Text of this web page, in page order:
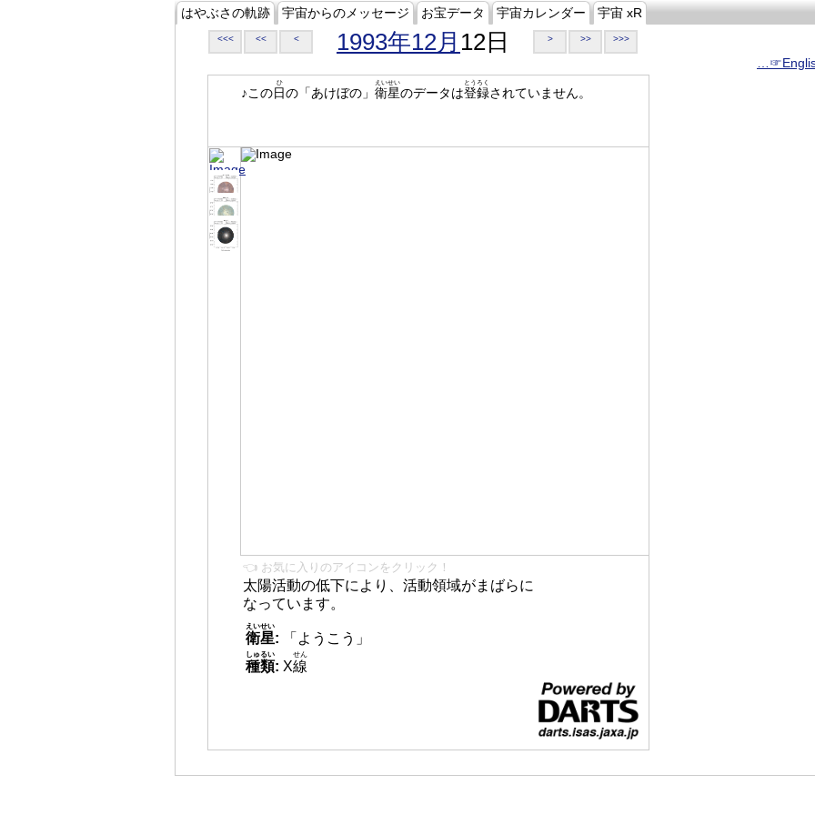
はやぶさの軌跡 宇宙からのメッセージ お宝データ 宇宙カレンダー 宇宙 xR
<<< << < 1993年12月 12日 > >> >>>
♪この日
ひ
の「あけぼの」 衛星
えいせい
のデータは登録
とうろく
されていません。
👈 お気に入りのアイコンをクリック！
太陽活動の低下により、活動領域がまばらに
なっています。
衛星
えいせい
:
「ようこう」
種類
しゅるい
: X線
せん